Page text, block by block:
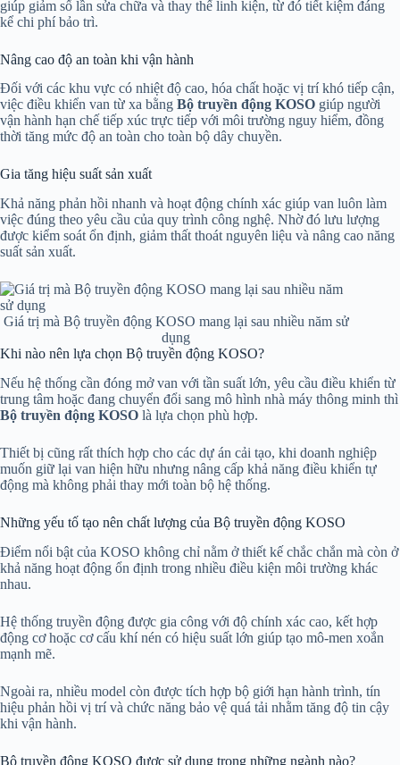
giúp giảm số lần sửa chữa và thay thế linh kiện, từ đó tiết kiệm đáng
kể chi phí bảo trì.
Nâng cao độ an toàn khi vận hành
Đối với các khu vực có nhiệt độ cao, hóa chất hoặc vị trí khó tiếp cận,
việc điều khiển van từ xa bằng Bộ truyền động KOSO giúp người
vận hành hạn chế tiếp xúc trực tiếp với môi trường nguy hiểm, đồng
thời tăng mức độ an toàn cho toàn bộ dây chuyền.
Gia tăng hiệu suất sản xuất
Khả năng phản hồi nhanh và hoạt động chính xác giúp van luôn làm
việc đúng theo yêu cầu của quy trình công nghệ. Nhờ đó lưu lượng
được kiểm soát ổn định, giảm thất thoát nguyên liệu và nâng cao năng
suất sản xuất.
Giá trị mà Bộ truyền động KOSO mang lại sau nhiều năm sử
dụng
Khi nào nên lựa chọn Bộ truyền động KOSO?
Nếu hệ thống cần đóng mở van với tần suất lớn, yêu cầu điều khiển từ
trung tâm hoặc đang chuyển đổi sang mô hình nhà máy thông minh thì
Bộ truyền động KOSO là lựa chọn phù hợp.
Thiết bị cũng rất thích hợp cho các dự án cải tạo, khi doanh nghiệp
muốn giữ lại van hiện hữu nhưng nâng cấp khả năng điều khiển tự
động mà không phải thay mới toàn bộ hệ thống.
Những yếu tố tạo nên chất lượng của Bộ truyền động KOSO
Điểm nổi bật của KOSO không chỉ nằm ở thiết kế chắc chắn mà còn ở
khả năng hoạt động ổn định trong nhiều điều kiện môi trường khác
nhau.
Hệ thống truyền động được gia công với độ chính xác cao, kết hợp
động cơ hoặc cơ cấu khí nén có hiệu suất lớn giúp tạo mô-men xoắn
mạnh mẽ.
Ngoài ra, nhiều model còn được tích hợp bộ giới hạn hành trình, tín
hiệu phản hồi vị trí và chức năng bảo vệ quá tải nhằm tăng độ tin cậy
khi vận hành.
Bộ truyền động KOSO được sử dụng trong những ngành nào?